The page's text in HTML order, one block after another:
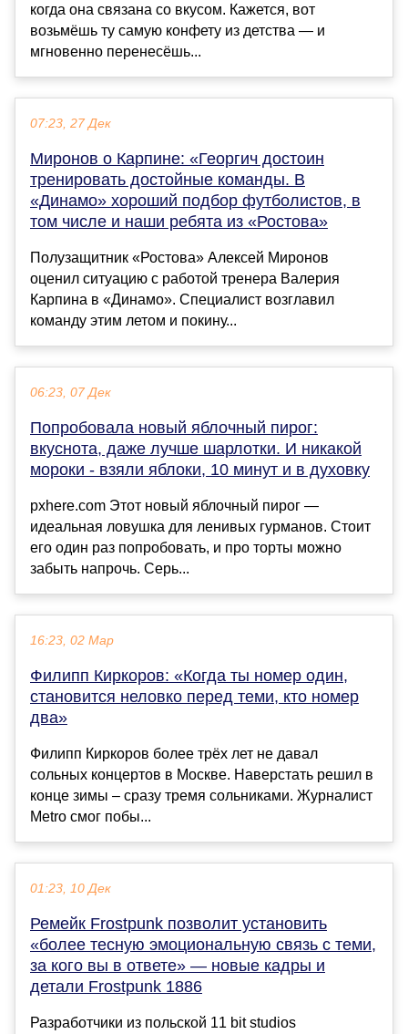
когда она связана со вкусом. Кажется, вот
возьмёшь ту самую конфету из детства — и
мгновенно перенесёшь...
07:23, 27 Дек
Миронов о Карпине: «Георгич достоин
тренировать достойные команды. В
«Динамо» хороший подбор футболистов, в
том числе и наши ребята из «Ростова»
Полузащитник «Ростова» Алексей Миронов
оценил ситуацию с работой тренера Валерия
Карпина в «Динамо». Специалист возглавил
команду этим летом и покину...
06:23, 07 Дек
Попробовала новый яблочный пирог:
вкуснота, даже лучше шарлотки. И никакой
мороки - взяли яблоки, 10 минут и в духовку
pxhere.com Этот новый яблочный пирог —
идеальная ловушка для ленивых гурманов. Стоит
его один раз попробовать, и про торты можно
забыть напрочь. Серь...
16:23, 02 Мар
Филипп Киркоров: «Когда ты номер один,
становится неловко перед теми, кто номер
два»
Филипп Киркоров более трёх лет не давал
сольных концертов в Москве. Наверстать решил в
конце зимы – сразу тремя сольниками. Журналист
Metro смог побы...
01:23, 10 Дек
Ремейк Frostpunk позволит установить
«более тесную эмоциональную связь с теми,
за кого вы в ответе» — новые кадры и
детали Frostpunk 1886
Разработчики из польской 11 bit studios